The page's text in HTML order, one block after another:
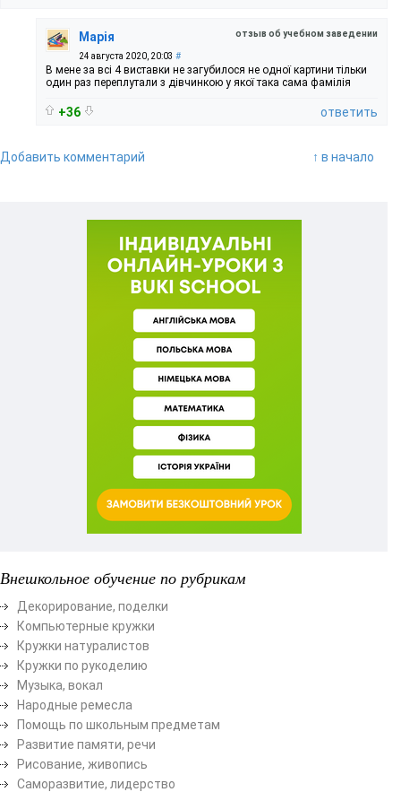
отзыв об учебном заведении
Марія
24 августа 2020, 20:03 #
В мене за всі 4 виставки не загубилося не одної картини тільки
один раз переплутали з дівчинкою у якої така сама фамілія
+36 ответить
Добавить комментарий ↑ в начало
Внешкольное обучение по рубрикам
Декорирование, поделки
Компьютерные кружки
Кружки натуралистов
Кружки по рукоделию
Музыка, вокал
Народные ремесла
Помощь по школьным предметам
Развитие памяти, речи
Рисование, живопись
Саморазвитие, лидерство